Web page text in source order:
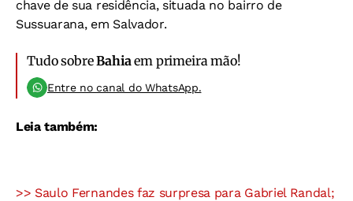
chave de sua residência, situada no bairro de
Sussuarana, em Salvador.
Tudo sobreBahia em primeira mão!
Entre no canal do WhatsApp.
Leia também:
>> Saulo Fernandes faz surpresa para Gabriel Randal;